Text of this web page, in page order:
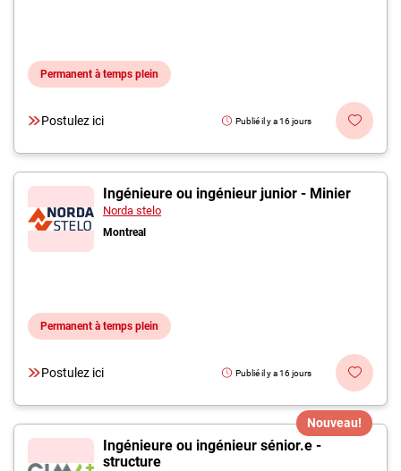
Permanent à temps plein
Postulez ici Publié il y a 16 jours
Ingénieure ou ingénieur junior - Minier
Norda stelo
Montreal
Permanent à temps plein
Postulez ici Publié il y a 16 jours
Nouveau!
Ingénieure ou ingénieur sénior.e -
structure